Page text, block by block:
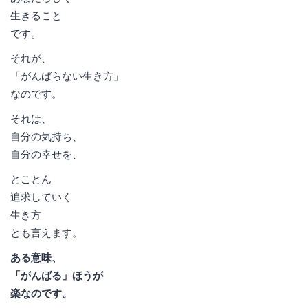
生きること
です。
それが、
「がんばらない生き方」
なのです。
それは、
自分の気持ち、
自分の幸せを、
とことん
追求していく
生き方
とも言えます。
ある意味、
「がんばる」ほうが
楽なのです。